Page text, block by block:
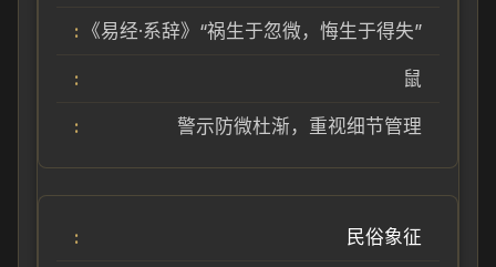
《易经·系辞》“祸生于忽微，悔生于得失”
鼠
警示防微杜渐，重视细节管理
民俗象征